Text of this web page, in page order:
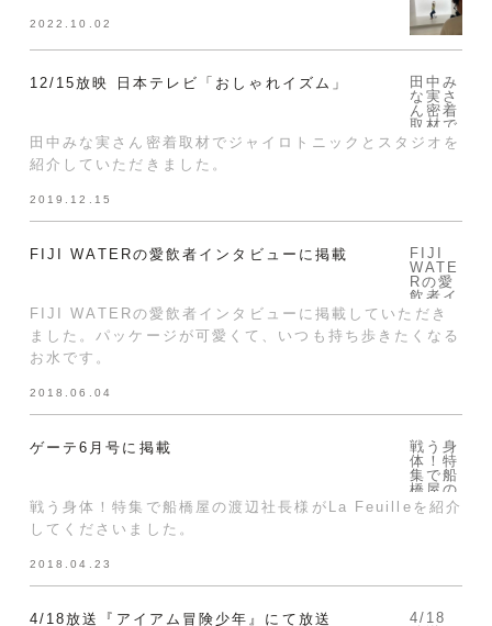
2022.10.02
田中み
な実さ
ん密着
取材で
ジャイ
ロトニ
いただ
た。">
12/15放映 日本テレビ「おしゃれイズム」
田中みな実さん密着取材でジャイロトニックとスタジオを
紹介していただきました。
2019.12.15
FIJI
WATE
Rの愛
飲者イ
ンタビ
ューに
掲載し
て、い
つも持
ち歩き
たくな
るお水
で
FIJI WATERの愛飲者インタビューに掲載
FIJI WATERの愛飲者インタビューに掲載していただき
ました。パッケージが可愛くて、いつも持ち歩きたくなる
お水です。
2018.06.04
戦う身
体！特
集で船
橋屋の
渡辺社
長様が
くださ
た。">
ゲーテ6月号に掲載
戦う身体！特集で船橋屋の渡辺社長様がLa Feuilleを紹介
してくださいました。
2018.04.23
4/18
4/18放送『アイアム冒険少年』にて放送